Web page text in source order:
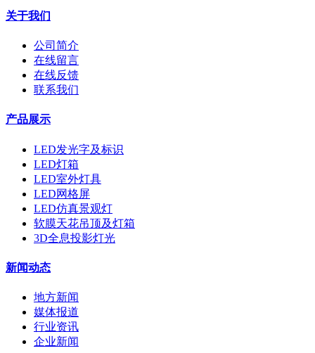
关于我们
公司简介
在线留言
在线反馈
联系我们
产品展示
LED发光字及标识
LED灯箱
LED室外灯具
LED网格屏
LED仿真景观灯
软膜天花吊顶及灯箱
3D全息投影灯光
新闻动态
地方新闻
媒体报道
行业资讯
企业新闻